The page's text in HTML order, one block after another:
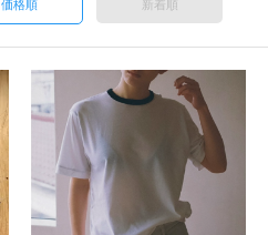
価格順 新着順